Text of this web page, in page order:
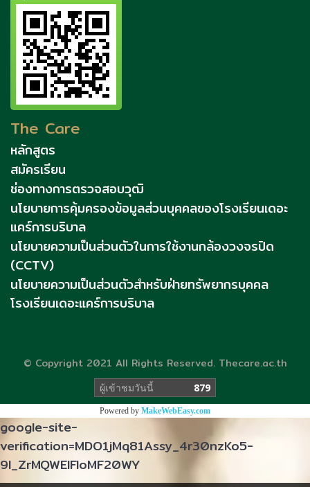
The Care
หลักสูตร
สมัครเรียน
ช่องทางการตรวจสอบวุฒิ
นโยบายการคุ้มครองข้อมูลส่วนบุคคลของโรงเรียนเดอะ
แคร์การบริบาล
นโยบายความเป็นส่วนตัวในการใช้งานกล้องวงจรปิด
(CCTV)
นโยบายความเป็นส่วนตัวสำหรับฝ่ายทรัพยากรบุคคล
โรงเรียนเดอะแคร์การบริบาล
© Copyright 2021 All Rights Reserved. Thecare.ac.th
ผู้เข้าชมวันนี้ 879
Powered by MakeWebEasy.com
google-site-
verification=MDO1jMq81Assy_4r30nzKo5-
9l_ZrMQWElFloMF20WY